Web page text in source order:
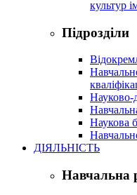
культур
Підрозділи
Науково-
Наукова
ДІЯЛЬНІСТЬ
Навчальна